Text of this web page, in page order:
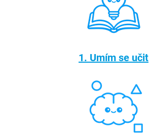
1. Umím se učit